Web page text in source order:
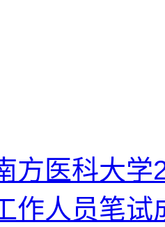
方医科大学
作人员笔